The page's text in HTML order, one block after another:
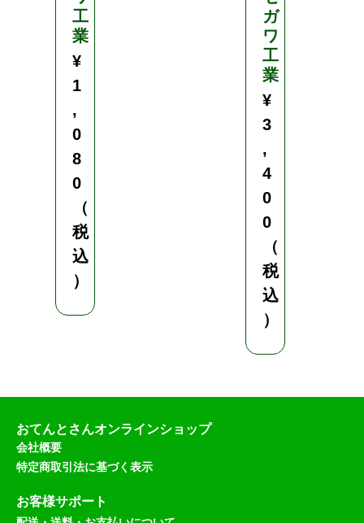
工
業
¥
1
,
0
8
0
（
税
込
）
ガ
ワ
工
業
¥
3
,
4
0
0
（
税
込
）
おてんとさんオンラインショップ
会社概要
特定商取引法に基づく表示
お客様サポート